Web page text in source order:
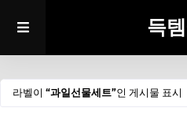
득
라벨이 과일선물세트 인 게시물 표시